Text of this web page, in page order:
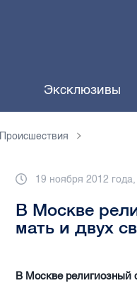
Эксклюзивы
Происшествия
19 ноября 2012 года,
В Москве
мать и двух
В Москве религиозный